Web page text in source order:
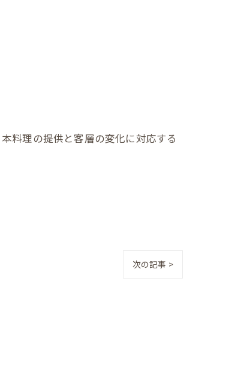
料理の提供と客層の変化に対応する
次の記事 >